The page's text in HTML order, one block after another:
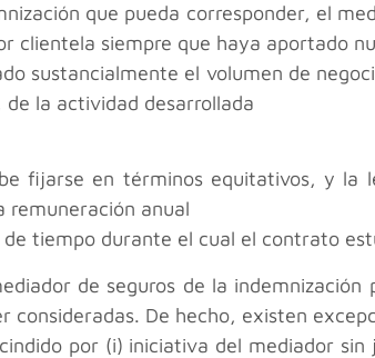
que pueda corresponder, el
clientela siempre que haya aportado
sustancialmente el volumen de
la actividad desarrollada
fijarse en términos equitativos, y
remuneración anual
tiempo durante el cual el contrato
de seguros de la
consideradas. De hecho, existen
por (i) iniciativa del mediador